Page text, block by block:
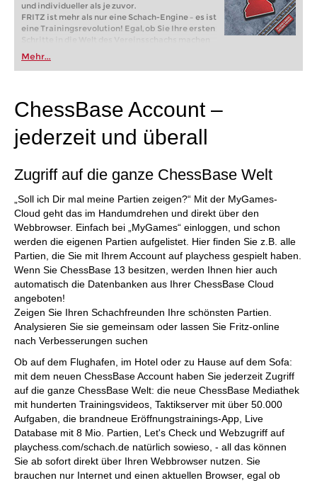
und individueller als je zuvor.
FRITZ ist mehr als nur eine Schach-Engine – es ist
eine Trainingsrevolution! Egal, ob Sie Ihre ersten
Schritte in die Welt des Vereinsschachs machen
oder bereits auf Turnierniveau spielen: Mit
FRITZ trainieren Sie effizienter, intelligenter und
individueller als je zuvor.
Mehr...
ChessBase Account –
jederzeit und überall
Zugriff auf die ganze ChessBase Welt
„Soll ich Dir mal meine Partien zeigen?“ Mit der MyGames-
Cloud geht das im Handumdrehen und direkt über den
Webbrowser. Einfach bei „MyGames“ einloggen, und schon
werden die eigenen Partien aufgelistet. Hier finden Sie z.B. alle
Partien, die Sie mit Ihrem Account auf playchess gespielt haben.
Wenn Sie ChessBase 13 besitzen, werden Ihnen hier auch
automatisch die Datenbanken aus Ihrer ChessBase Cloud
angeboten!
Zeigen Sie Ihren Schachfreunden Ihre schönsten Partien.
Analysieren Sie sie gemeinsam oder lassen Sie Fritz-online
nach Verbesserungen suchen
Ob auf dem Flughafen, im Hotel oder zu Hause auf dem Sofa:
mit dem neuen ChessBase Account haben Sie jederzeit Zugriff
auf die ganze ChessBase Welt: die neue ChessBase Mediathek
mit hunderten Trainingsvideos, Taktikserver mit über 50.000
Aufgaben, die brandneue Eröffnungstrainings-App, Live
Database mit 8 Mio. Partien, Let's Check und Webzugriff auf
playchess.com/schach.de natürlich sowieso, - all das können
Sie ab sofort direkt über Ihren Webbrowser nutzen. Sie
brauchen nur Internet und einen aktuellen Browser, egal ob